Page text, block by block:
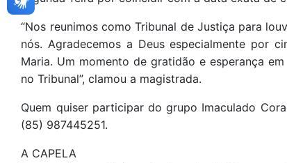
“Nos reunimos como Tribunal de Justiça para
nós. Agradecemos a Deus especialmente por
Maria. Um momento de gratidão e esperança
no Tribunal”, clamou a magistrada.
Quem quiser participar do grupo Imaculado
(85) 987445251.
A CAPELA